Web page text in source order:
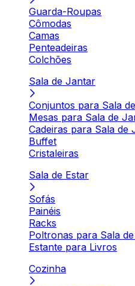
Guarda-Roupas
Cômodas
Camas
Penteadeiras
Colchões
Sala de Jantar
Conjuntos para Sala
Mesas para Sala de
Cadeiras para Sala de
Buffet
Cristaleiras
Sala de Estar
Sofás
Painéis
Racks
Poltronas para Sala
Estante para Livros
Cozinha